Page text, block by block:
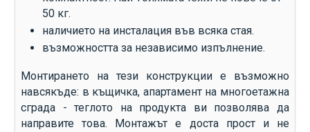
50 кг.
наличието на инсталация във всяка стая.
възможността за независимо изпълнение.
Монтирането на тези конструкции е възможно
навсякъде: в къщичка, апартамент на многоетажна
сграда - теглото на продукта ви позволява да
направите това. Монтажът е доста прост и не